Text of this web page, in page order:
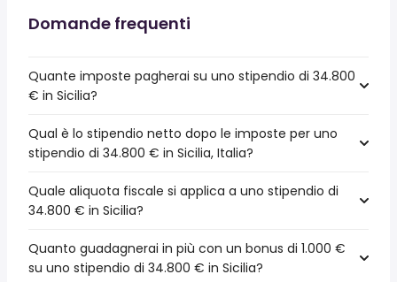
Domande frequenti
Quante imposte pagherai su uno stipendio di 34.800
€ in Sicilia?
Qual è lo stipendio netto dopo le imposte per uno
stipendio di 34.800 € in Sicilia, Italia?
Quale aliquota fiscale si applica a uno stipendio di
34.800 € in Sicilia?
Quanto guadagnerai in più con un bonus di 1.000 €
su uno stipendio di 34.800 € in Sicilia?